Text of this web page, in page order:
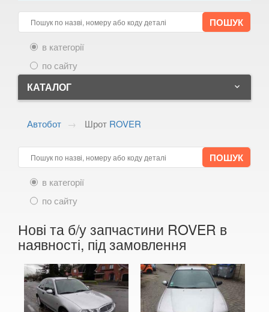
в категорії
по сайту
КАТАЛОГ keyboard_arrow_down
BMW keyboard_arrow_down
CITROEN
FORD
HONDA keyboard_arrow_down
HYUNDAI keyboard_arrow_down
Автобот Шрот ROVER
в категорії
по сайту
Нові та б/у запчастини ROVER в
наявності, під замовлення